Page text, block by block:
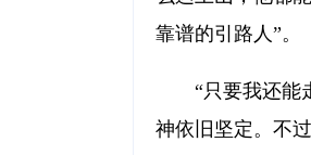
靠谱的引路人”。
“只要我还能
神依旧坚定。不